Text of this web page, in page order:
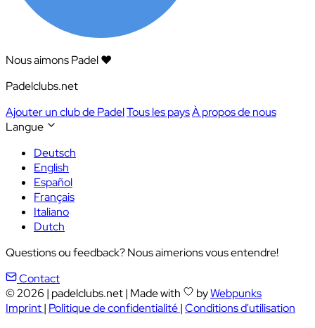
Nous aimons Padel ❤️
Padelclubs.net
Ajouter un club de PadelTous les paysÀ propos de nous
Langue
Deutsch
English
Español
Français
Italiano
Dutch
Questions ou feedback? Nous aimerions vous entendre!
Contact
© 2026 | padelclubs.net| Made with byWebpunks
Imprint| Politique de confidentialité|Conditions d'utilisation